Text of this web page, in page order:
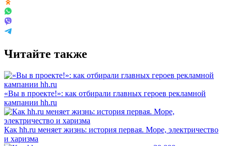
Читайте также
«Вы в проекте!»: как отбирали главных героев рекламной
кампании hh.ru
Как hh.ru меняет жизнь: история первая. Море, электричество
и харизма